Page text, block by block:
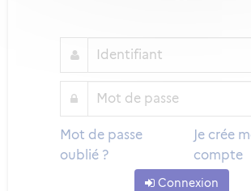
Mot de passe
oublié ?
Je crée
compte
Connexion